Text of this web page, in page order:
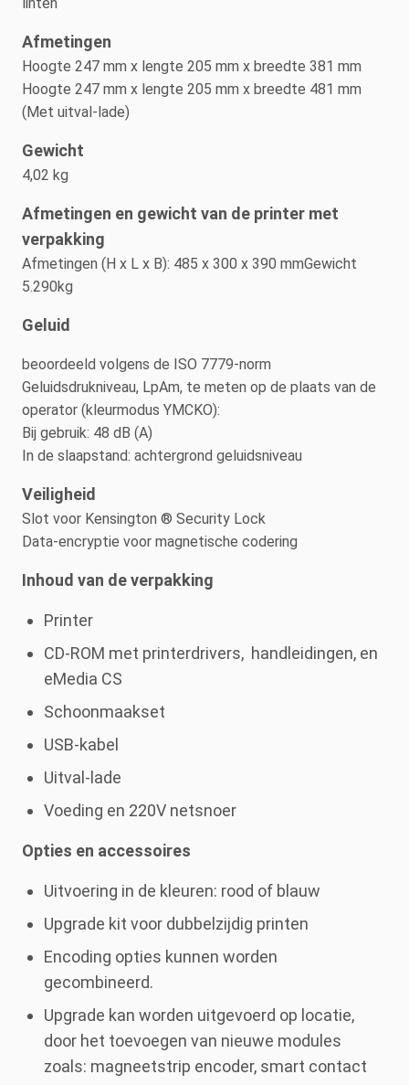
Afmetingen
Hoogte 247 mm x lengte 205 mm x breedte 381 mm
Hoogte 247 mm x lengte 205 mm x breedte 481 mm
(Met uitval-lade)
Gewicht
4,02 kg
Afmetingen en gewicht van de printer met
verpakking
Afmetingen (H x L x B): 485 x 300 x 390 mmGewicht
5.290kg
Geluid
beoordeeld volgens de ISO 7779-norm
Geluidsdrukniveau, LpAm, te meten op de plaats van de
operator (kleurmodus YMCKO):
Bij gebruik: 48 dB (A)
In de slaapstand: achtergrond geluidsniveau
Veiligheid
Slot voor Kensington ® Security Lock
Data-encryptie voor magnetische codering
Inhoud van de verpakking
Printer
CD-ROM met printerdrivers, handleidingen, en
eMedia CS
Schoonmaakset
USB-kabel
Uitval-lade
Voeding en 220V netsnoer
Opties en accessoires
Uitvoering in de kleuren: rood of blauw
Upgrade kit voor dubbelzijdig printen
Encoding opties kunnen worden
gecombineerd.
Upgrade kan worden uitgevoerd op locatie,
door het toevoegen van nieuwe modules
zoals: magneetstrip encoder, smart contact